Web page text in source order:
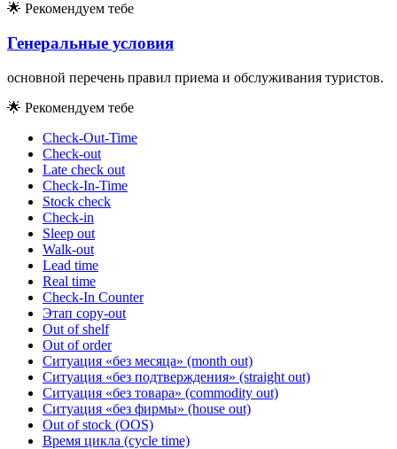
🌟 Рекомендуем тебе
Генеральные условия
основной перечень правил приема и обслуживания туристов.
🌟 Рекомендуем тебе
Check-Out-Time
Check-out
Late check out
Check-In-Time
Stock check
Check-in
Sleep out
Walk-out
Lead time
Real time
Check-In Counter
Этап copy-out
Out of shelf
Out of order
Ситуация «без месяца» (month out)
Ситуация «без подтверждения» (straight out)
Ситуация «без товара» (commodity out)
Ситуация «без фирмы» (house out)
Out of stock (OOS)
Время цикла (cycle time)